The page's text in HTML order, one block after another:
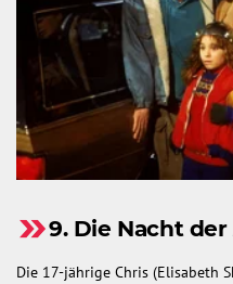
9. Die Nacht
Die 17-jährige Chris (Elisabeth